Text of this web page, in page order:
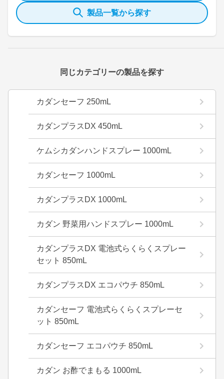
製品一覧から探す
同じカテゴリーの製品を探す
カダンセーフ 250mL
カダンプラスDX 450mL
ケムシカダンハンドスプレー 1000mL
カダンセーフ 1000mL
カダンプラスDX 1000mL
カダン 野菜用ハンドスプレー 1000mL
カダンプラスDX 電池式らくらくスプレー
セット 850mL
カダンプラスDX エコパウチ 850mL
カダンセーフ 電池式らくらくスプレーセ
ット 850mL
カダンセーフ エコパウチ 850mL
カダン お酢でまもる 1000mL